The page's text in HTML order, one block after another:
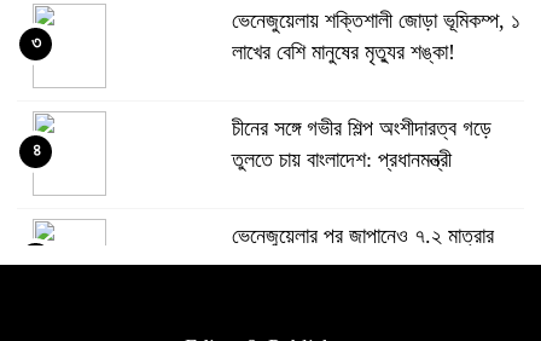
ভেনেজুয়েলায় শক্তিশালী জোড়া ভূমিকম্প, ১
লাখের বেশি মানুষের মৃত্যুর শঙ্কা!
৩
চীনের সঙ্গে গভীর শিল্প অংশীদারত্ব গড়ে
তুলতে চায় বাংলাদেশ: প্রধানমন্ত্রী
৪
ভেনেজুয়েলার পর জাপানেও ৭.২ মাত্রার
শক্তিশালী ভূমিকম্প